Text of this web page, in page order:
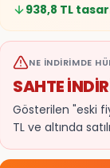
938,8 TL
NE İNDIRIMDE
SAHTE
Gösterilen "eski
TL ve altında